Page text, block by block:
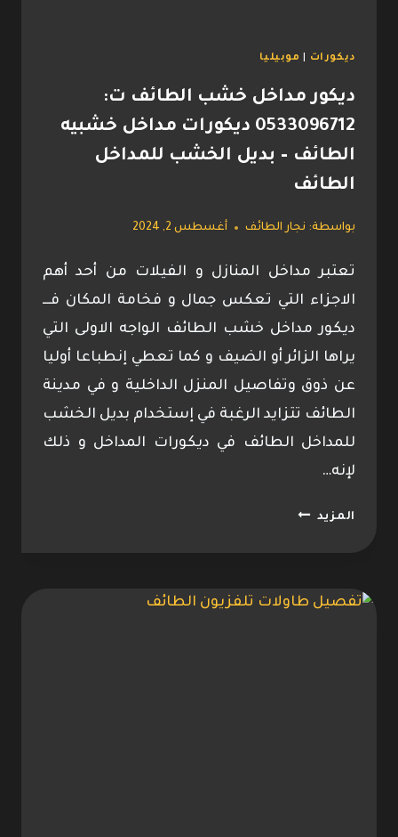
ديكورات موبيليا
ديكور مداخل خشب الطائف ت:
0533096712 ديكورات مداخل خشبيه
الطائف – بديل الخشب للمداخل
الطائف
بواسطة: نجار الطائف أغسطس 2, 2024
تعتبر مداخل المنازل و الفيلات من أحد أهم
الاجزاء التي تعكس جمال و فخامة المكان فـــ
ديكور مداخل خشب الطائف الواجه الاولى التي
يراها الزائر أو الضيف و كما تعطي إنطباعا أوليا
عن ذوق وتفاصيل المنزل الداخلية و في مدينة
الطائف تتزايد الرغبة في إستخدام بديل الخشب
للمداخل الطائف في ديكورات المداخل و ذلك
لإنه…
المزيدديكور
الطائف